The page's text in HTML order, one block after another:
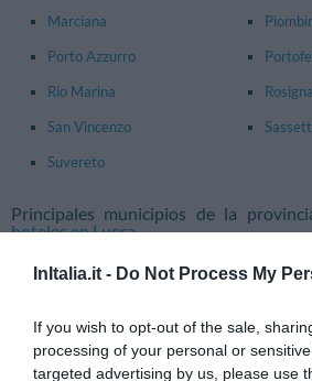
InItalia.it - Do Not Process My
If you wish to opt-out of the sale,
processing of your personal or
targeted advertising by us, please use
Marciana
Porto Azzurro
Rio Marina
San Vincenzo
Suvereto
Principales municipios de la
hoteles en Lucca
Altopascio
Bagni
Camaiore
Castelnuovo Di Garfagnana